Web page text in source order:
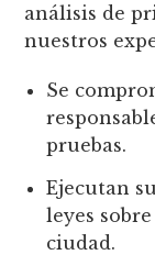
análisis de
nuestros
Se
pruebas.
Ejecutan
leyes
ciudad.